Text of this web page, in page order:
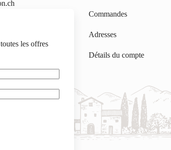
les offres
Commandes
Adresses
Détails du compte